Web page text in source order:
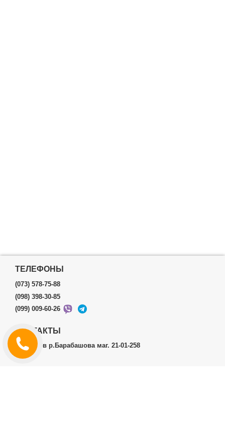
ТЕЛЕФОНЫ
(073) 578-75-88
(098) 398-30-85
(099) 009-60-26
КОНТАКТЫ
г.Харьков р.Барабашова маг. 21-01-258